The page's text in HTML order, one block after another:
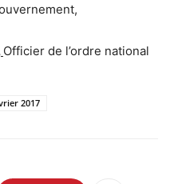
Officier de l’ordre national
2017